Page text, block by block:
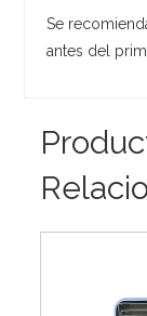
Se
antes del